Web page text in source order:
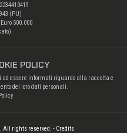
(PU)
500.000
POLICY
essere informati riguardo alla raccolta e
dei loro dati personali.
All rights reserved. - Credits